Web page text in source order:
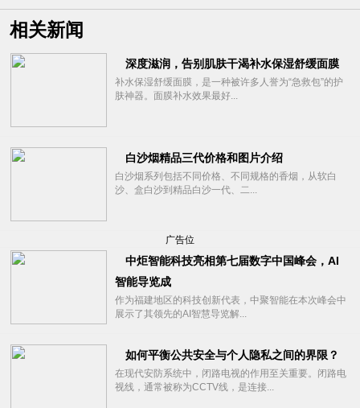
相关新闻
深度滋润，告别肌肤干渴补水保湿舒缓面膜
补水保湿舒缓面膜，是一种被许多人誉为“急救包”的护
肤神器。面膜补水效果最好...
白沙烟精品三代价格和图片介绍
白沙烟系列包括不同价格、不同规格的香烟，从软白
沙、盒白沙到精品白沙一代、二...
广告位
中炬智能科技亮相第七届数字中国峰会，AI
智能导览成
作为福建地区的科技创新代表，中聚智能在本次峰会中
展示了其领先的AI智慧导览解...
如何平衡公共安全与个人隐私之间的界限？
在现代安防系统中，闭路电视的作用至关重要。闭路电
视线，通常被称为CCTV线，是连接...